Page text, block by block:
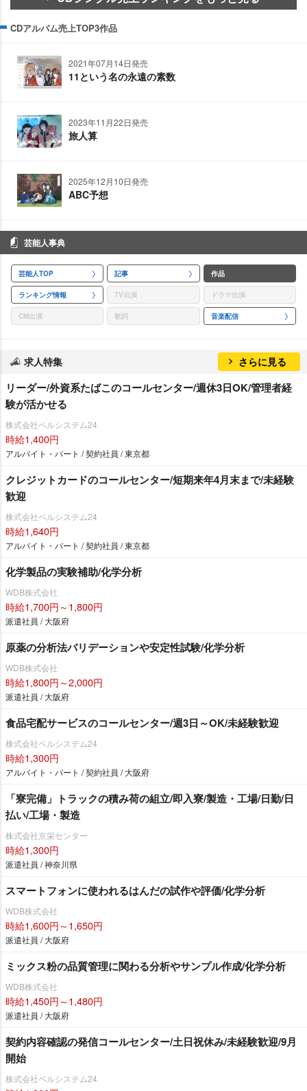
CDアルバム売上TOP3作品
2021年07月14日発売
11という名の永遠の素数
2023年11月22日発売
旅人算
2025年12月10日発売
ABC予想
芸能人事典
芸能人TOP 記事 作品
ランキング情報 TV出演 ドラマ出演
CM出演 歌詞 音楽配信
求人特集 さらに見る
リーダー/外資系たばこのコールセンター/週休3日OK/管理者経
験が活かせる
株式会社ベルシステム24
時給1,400円
アルバイト・パート / 契約社員 / 東京都
クレジットカードのコールセンター/短期来年4月末まで/未経験
歓迎
株式会社ベルシステム24
時給1,640円
アルバイト・パート / 契約社員 / 東京都
化学製品の実験補助/化学分析
WDB株式会社
時給1,700円～1,800円
派遣社員 / 大阪府
原薬の分析法バリデーションや安定性試験/化学分析
WDB株式会社
時給1,800円～2,000円
派遣社員 / 大阪府
食品宅配サービスのコールセンター/週3日～OK/未経験歓迎
株式会社ベルシステム24
時給1,300円
アルバイト・パート / 契約社員 / 大阪府
「寮完備」トラックの積み荷の組立/即入寮/製造・工場/日勤/日
払い/工場・製造
株式会社京栄センター
時給1,300円
派遣社員 / 神奈川県
スマートフォンに使われるはんだの試作や評価/化学分析
WDB株式会社
時給1,600円～1,650円
派遣社員 / 大阪府
ミックス粉の品質管理に関わる分析やサンプル作成/化学分析
WDB株式会社
時給1,450円～1,480円
派遣社員 / 大阪府
契約内容確認の発信コールセンター/土日祝休み/未経験歓迎/9月
開始
株式会社ベルシステム24